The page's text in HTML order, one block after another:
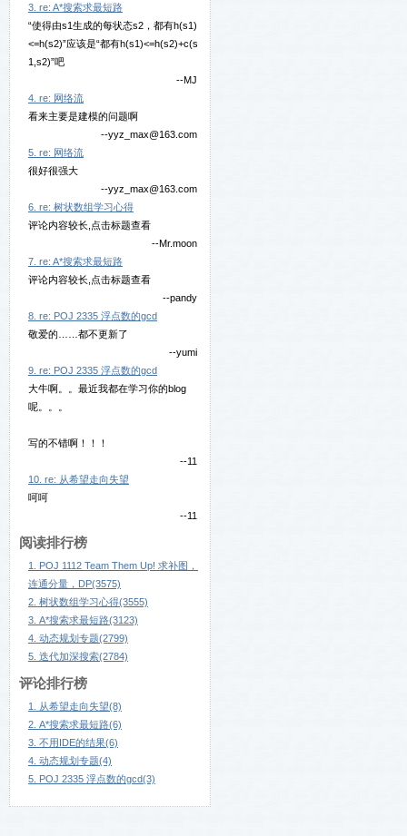
3. re: A*搜索求最短路
“使得由s1生成的每状态s2，都有h(s1)
<=h(s2)”应该是“都有h(s1)<=h(s2)+c(s
1,s2)”吧
--MJ
4. re: 网络流
看来主要是建模的问题啊
--yyz_max@163.com
5. re: 网络流
很好很强大
--yyz_max@163.com
6. re: 树状数组学习心得
评论内容较长,点击标题查看
--Mr.moon
7. re: A*搜索求最短路
评论内容较长,点击标题查看
--pandy
8. re: POJ 2335 浮点数的gcd
敬爱的……都不更新了
--yumi
9. re: POJ 2335 浮点数的gcd
大牛啊。。最近我都在学习你的blog
呢。。。
写的不错啊！！！
--11
10. re: 从希望走向失望
呵呵
--11
阅读排行榜
1. POJ 1112 Team Them Up! 求补图，
连通分量，DP(3575)
2. 树状数组学习心得(3555)
3. A*搜索求最短路(3123)
4. 动态规划专题(2799)
5. 迭代加深搜索(2784)
评论排行榜
1. 从希望走向失望(8)
2. A*搜索求最短路(6)
3. 不用IDE的结果(6)
4. 动态规划专题(4)
5. POJ 2335 浮点数的gcd(3)